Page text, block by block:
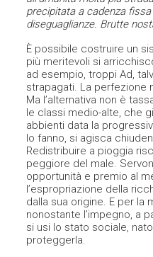
precipitata a cadenza
diseguaglianze. Brutte
È possibile costruire un
più meritevoli si
ad esempio, troppi Ad,
strapagati. La perfezione
Ma l’alternativa non è
le classi medio-alte, che
abbienti data la
lo fanno, si agisca
Redistribuire a pioggia
peggiore del male.
opportunità e premio al
l’espropriazione della
dalla sua origine. E per la
nonostante l’impegno, a
si usi lo stato sociale,
proteggerla.